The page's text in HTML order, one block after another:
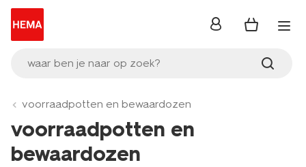
waar ben je naar op zoek?
inloggen
voorraadpotten en bewaardozen
voorraadpotten en
bewaardozen